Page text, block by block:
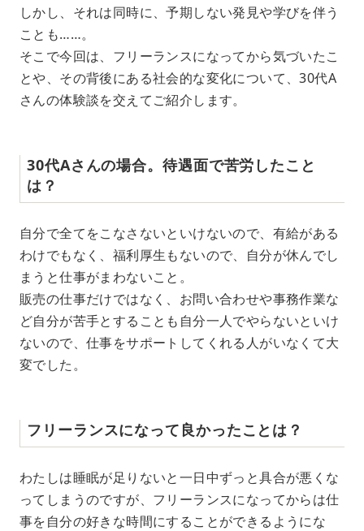
しかし、それは同時に、予期しない発見や学びを伴う
ことも……。
そこで今回は、フリーランスになってから気づいたこ
とや、その背後にある社会的な変化について、30代A
さんの体験談を交えてご紹介します。
30代Aさんの場合。待遇面で苦労したこと
は？
自分で全てをこなさないといけないので、有給がある
わけでもなく、福利厚生もないので、自分が休んでし
まうと仕事がまわないこと。
販売の仕事だけではなく、お問い合わせや事務作業な
ど自分が苦手とすることも自分一人でやらないといけ
ないので、仕事をサポートしてくれる人がいなくて大
変でした。
フリーランスになって良かったことは？
わたしは睡眠が足りないと一日中ずっと具合が悪くな
ってしまうのですが、フリーランスになってからは仕
事を自分の好きな時間にすることができるようにな